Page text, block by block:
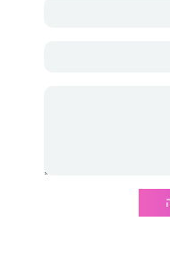
הבהירה, בדיוק בלתי